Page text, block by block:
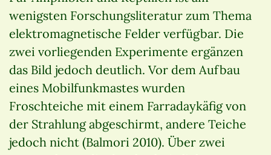
wenigsten Forschungsliteratur zum Thema
elektromagnetische Felder verfügbar. Die
zwei vorliegenden Experimente ergänzen
das Bild jedoch deutlich. Vor dem Aufbau
eines Mobilfunkmastes wurden
Froschteiche mit einem Farradaykäfig von
der Strahlung abgeschirmt, andere Teiche
jedoch nicht (Balmori 2010). Über zwei